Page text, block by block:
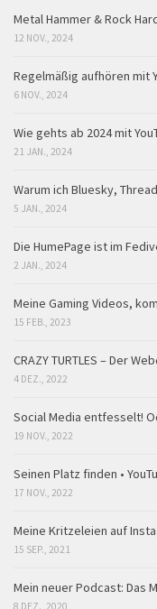
Metal Hammer & Rock
12 NOV., 2024
Regelmäßig aufhören mit
6 NOV., 2024
Wie gehts ab 2024 mit
21 JAN., 2024
Warum ich Bluesky,
5 JAN., 2024
Die HumePage ist im
2 JAN., 2024
Meine Gaming Videos,
15 FEB., 2023
CRAZY TURTLES – Der
4 DEZ., 2022
Social Media entfesselt!
19 NOV., 2022
Seinen Platz finden •
17 NOV., 2022
Meine Kritzeleien auf
15 SEP., 2021
Mein neuer Podcast: Das